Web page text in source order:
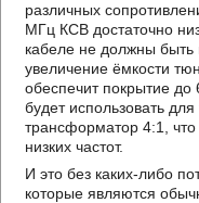
различных
МГц КСВ достаточно
кабеле не должны
увеличение ёмкости
обеспечит покрытие до
будет использовать
трансформатор 4:1,
низких частот.
И это без каких-либо
которые являются